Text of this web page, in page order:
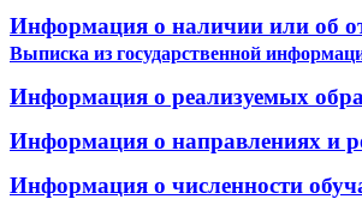
Информация о наличии или об
Выписка из государственной
Информация о реализуемых
Информация о направлениях и
Информация о численности